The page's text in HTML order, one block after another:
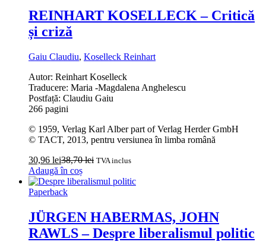
REINHART KOSELLECK – Critică
și criză
Gaiu Claudiu, Koselleck Reinhart
Autor: Reinhart Koselleck
Traducere: Maria -Magdalena Anghelescu
Postfață: Claudiu Gaiu
266 pagini
© 1959, Verlag Karl Alber part of Verlag Herder GmbH
© TACT, 2013, pentru versiunea în limba română
30,96 lei38,70lei TVA inclus
Adaugă în coș
Paperback
JÜRGEN HABERMAS, JOHN
RAWLS – Despre liberalismul politic